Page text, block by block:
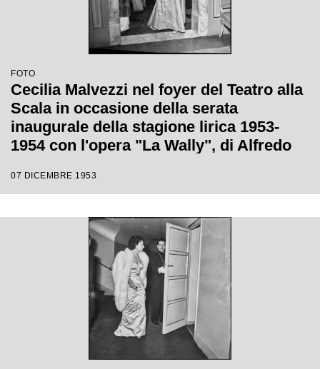
FOTO
Cecilia Malvezzi nel foyer del Teatro alla
Scala in occasione della serata
inaugurale della stagione lirica 1953-
1954 con l'opera "La Wally", di Alfredo
con la regia di Tatiana Pavlova
07 DICEMBRE 1953